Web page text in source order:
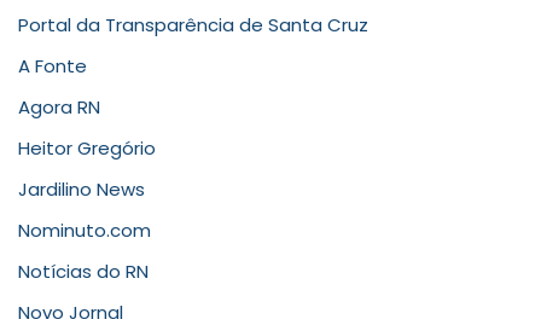
Portal da Transparência de Santa Cruz
A Fonte
Agora RN
Heitor Gregório
Jardilino News
Nominuto.com
Notícias do RN
Novo Jornal